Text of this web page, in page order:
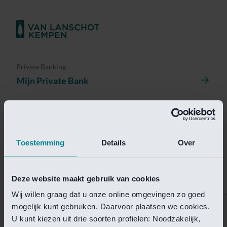
Toestemming Details Over
Deze website maakt gebruik van cookies
Wij willen graag dat u onze online omgevingen zo goed
mogelijk kunt gebruiken. Daarvoor plaatsen we cookies.
U kunt kiezen uit drie soorten profielen: Noodzakelijk,
Private Banking
Mijn Private Bank
Helaas is deze pagina